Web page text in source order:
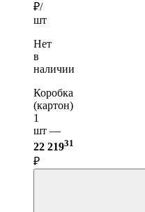
₽/
шт
Нет
в
наличии
Коробка
(картон)
1
шт —
22 21931
₽